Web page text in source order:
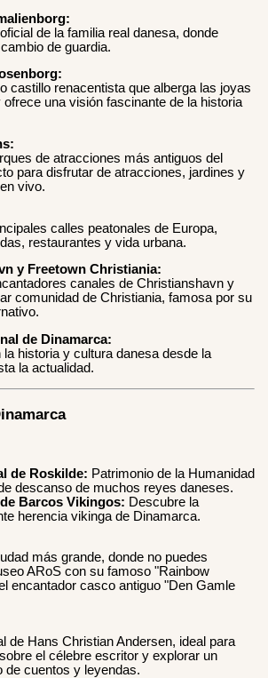
de la familia real danesa, donde
de guardia.
castillo renacentista que alberga las joyas
ofrece una visión fascinante de la historia
de atracciones más antiguos del
para disfrutar de atracciones, jardines y
vivo.
calles peatonales de Europa,
restaurantes y vida urbana.
y Freetown Christiania:
canales de Christianshavn y
comunidad de Christiania, famosa por su
de Dinamarca:
la historia y cultura danesa desde la
la actualidad.
de Roskilde: Patrimonio de la Humanidad
descanso de muchos reyes daneses.
Barcos Vikingos: Descubre la
herencia vikinga de Dinamarca.
más grande, donde no puedes
ARoS con su famoso "Rainbow
encantador casco antiguo "Den Gamle
de Hans Christian Andersen, ideal para
el célebre escritor y explorar un
de cuentos y leyendas.